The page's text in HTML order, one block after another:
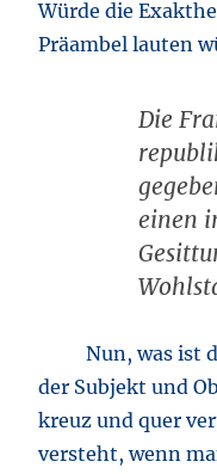
Würde die
Präambel lauten
Die
einen
Nun, was ist
der Subjekt und
kreuz und quer
versteht, wenn